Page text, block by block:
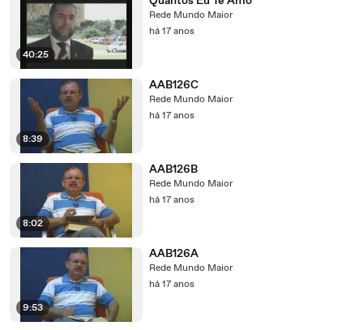
40:25
Rede Mundo Maior
há 17 anos
8:39
AAB126C
Rede Mundo Maior
há 17 anos
8:02
AAB126B
Rede Mundo Maior
há 17 anos
9:53
AAB126A
Rede Mundo Maior
há 17 anos